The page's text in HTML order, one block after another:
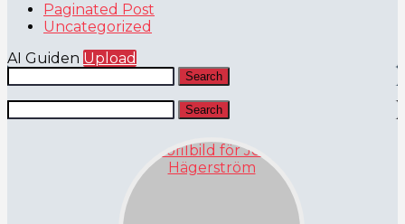
Paginated Post
Uncategorized
AI Guiden Upload
Search
Search